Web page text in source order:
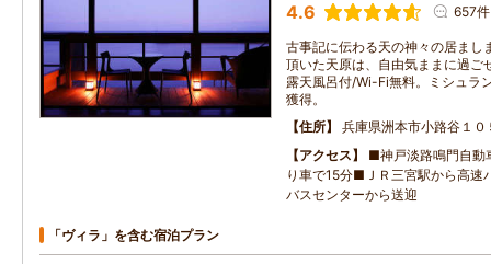
4.6 657件
古事記に伝わる天の神々の居まし
頂いた天原は、自由気ままに過ご
露天風呂付/Wi-Fi無料。ミシュラ
獲得。
住所
兵庫県洲本市小路谷１０
アクセス
■神戸淡路鳴門自動
り車で15分■ＪＲ三宮駅から高速
バスセンターから送迎
「ヴィラ」を含む宿泊プラン